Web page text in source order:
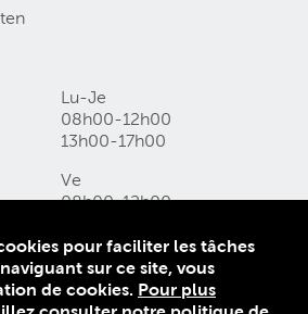
Lu-Je
08h00-12h00
13h00-17h00
Ve
08h00-12h00
des données
pour faciliter les tâches
sur ce site, vous
de cookies. Pour plus